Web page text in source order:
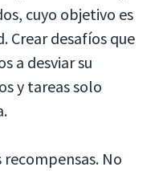
cuyo objetivo es
Crear desafíos que
a desviar su
y tareas solo
No